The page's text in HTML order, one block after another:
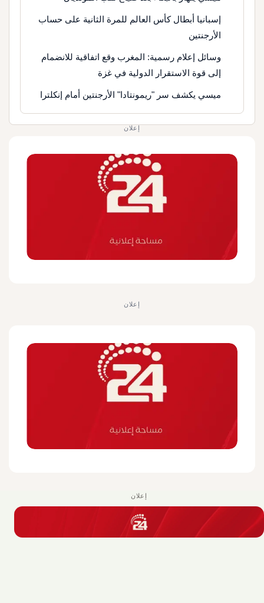
إسبانيا أبطال كأس العالم للمرة الثانية على حساب
الأرجنتين
وسائل إعلام رسمية: المغرب وقع اتفاقية للانضمام
إلى قوة الاستقرار الدولية في غزة
ميسي يكشف سر "ريمونتادا" الأرجنتين أمام إنكلترا
إعلان
إعلان
إعلان